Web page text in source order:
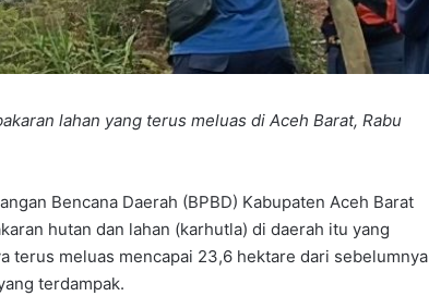
lahan yang terus meluas di Aceh Barat, Rabu
Bencana Daerah (BPBD) Kabupaten Aceh Barat
hutan dan lahan (karhutla) di daerah itu yang
terus meluas mencapai 23,6 hektare dari sebelumnya
terdampak.